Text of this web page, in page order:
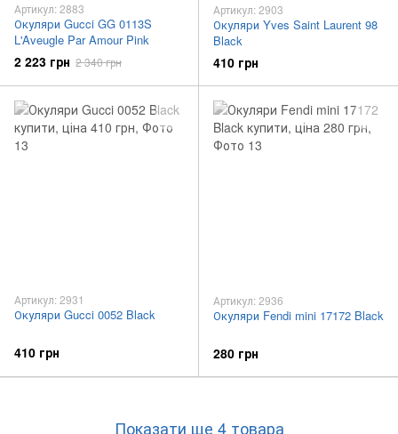
Артикул: 2883
Окуляри Gucci GG 0113S
L'Aveugle Par Amour Pink
2 223 грн 2 340 грн
Артикул: 2903
Окуляри Yves Saint Laurent 98
Black
410 грн
Артикул: 2931
Окуляри Gucci 0052 Black
410 грн
Артикул: 2936
Окуляри Fendi mini 17172 Black
280 грн
Показати ще 4 товара